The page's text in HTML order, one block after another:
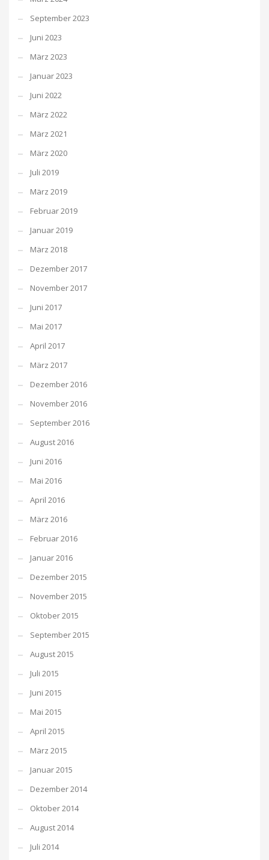
September 2023
Juni 2023
März 2023
Januar 2023
Juni 2022
März 2022
März 2021
März 2020
Juli 2019
März 2019
Februar 2019
Januar 2019
März 2018
Dezember 2017
November 2017
Juni 2017
Mai 2017
April 2017
März 2017
Dezember 2016
November 2016
September 2016
August 2016
Juni 2016
Mai 2016
April 2016
März 2016
Februar 2016
Januar 2016
Dezember 2015
November 2015
Oktober 2015
September 2015
August 2015
Juli 2015
Juni 2015
Mai 2015
April 2015
März 2015
Januar 2015
Dezember 2014
Oktober 2014
August 2014
Juli 2014